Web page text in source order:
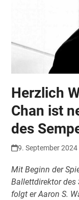
Herzlich
Chan ist
des
9. September 2024
Mit Beginn der
Ballettdirektor des
folgt er Aaron S.